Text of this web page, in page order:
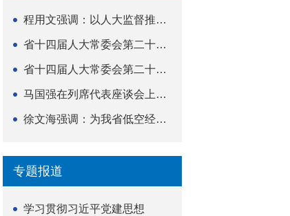
程用文强调：以人大监督推动科技金融高质量发展
省十四届人大常委会第二十五次会议闭幕
省十四届人大常委会第二十五次会议举行
马国强在列席代表座谈会上强调 以精准履职筑牢荆楚...
徐文海强调：为我省低空经济高质量发展提供法治支撑
专题报道
学习贯彻习近平党建思想